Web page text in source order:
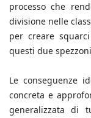
processo che
divisione nelle
per creare
questi due
Le conseguenze
concreta e
generalizzata di